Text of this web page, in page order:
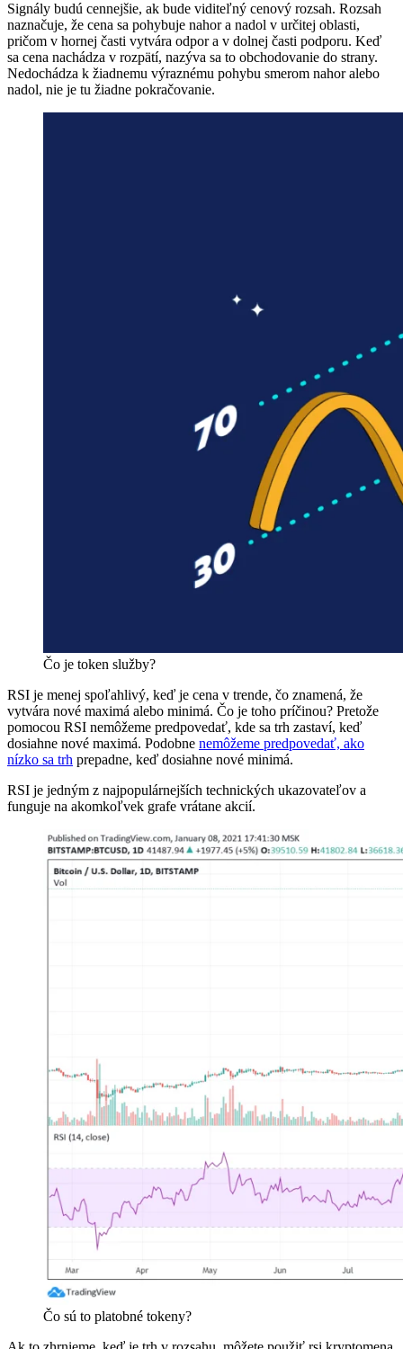
Signály budú cennejšie, ak bude viditeľný cenový rozsah. Rozsah
naznačuje, že cena sa pohybuje nahor a nadol v určitej oblasti,
pričom v hornej časti vytvára odpor a v dolnej časti podporu. Keď
sa cena nachádza v rozpätí, nazýva sa to obchodovanie do strany.
Nedochádza k žiadnemu výraznému pohybu smerom nahor alebo
nadol, nie je tu žiadne pokračovanie.
Čo je token služby?
RSI je menej spoľahlivý, keď je cena v trende, čo znamená, že
vytvára nové maximá alebo minimá. Čo je toho príčinou? Pretože
pomocou RSI nemôžeme predpovedať, kde sa trh zastaví, keď
dosiahne nové maximá. Podobne nemôžeme predpovedať, ako
nízko sa trh prepadne, keď dosiahne nové minimá.
RSI je jedným z najpopulárnejších technických ukazovateľov a
funguje na akomkoľvek grafe vrátane akcií.
Čo sú to platobné tokeny?